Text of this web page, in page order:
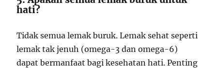
hati?
Tidak semua lemak buruk. Lemak sehat seperti
lemak tak jenuh (omega-3 dan omega-6)
dapat bermanfaat bagi kesehatan hati. Penting